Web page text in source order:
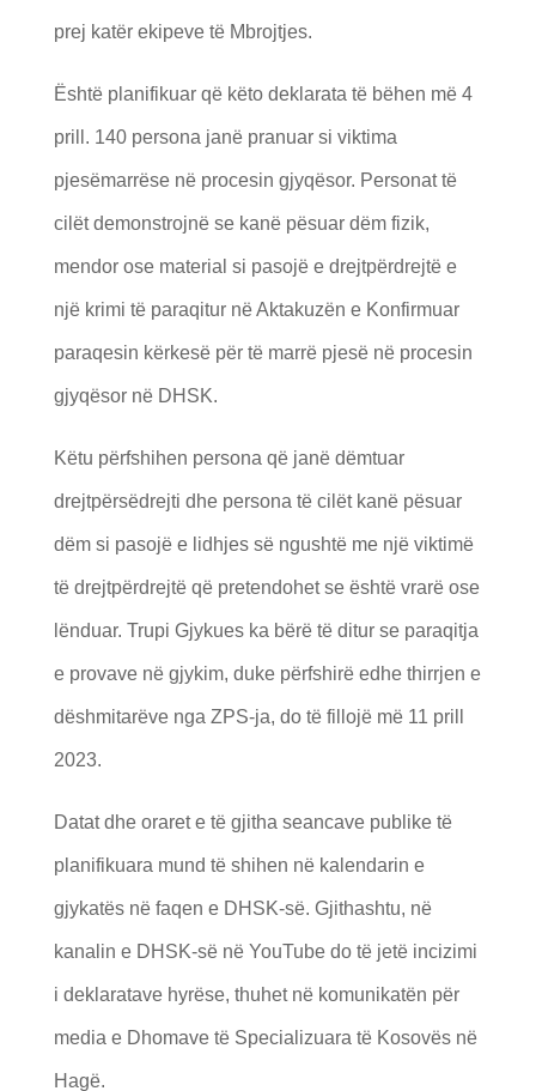
prej katër ekipeve të Mbrojtjes.
Është planifikuar që këto deklarata të bëhen më 4
prill. 140 persona janë pranuar si viktima
pjesëmarrëse në procesin gjyqësor. Personat të
cilët demonstrojnë se kanë pësuar dëm fizik,
mendor ose material si pasojë e drejtpërdrejtë e
një krimi të paraqitur në Aktakuzën e Konfirmuar
paraqesin kërkesë për të marrë pjesë në procesin
gjyqësor në DHSK.
Këtu përfshihen persona që janë dëmtuar
drejtpërsëdrejti dhe persona të cilët kanë pësuar
dëm si pasojë e lidhjes së ngushtë me një viktimë
të drejtpërdrejtë që pretendohet se është vrarë ose
lënduar. Trupi Gjykues ka bërë të ditur se paraqitja
e provave në gjykim, duke përfshirë edhe thirrjen e
dëshmitarëve nga ZPS-ja, do të fillojë më 11 prill
2023.
Datat dhe oraret e të gjitha seancave publike të
planifikuara mund të shihen në kalendarin e
gjykatës në faqen e DHSK-së. Gjithashtu, në
kanalin e DHSK-së në YouTube do të jetë incizimi
i deklaratave hyrëse, thuhet në komunikatën për
media e Dhomave të Specializuara të Kosovës në
Hagë.